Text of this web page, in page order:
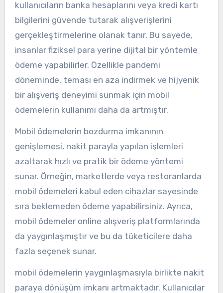
kullanıcıların banka hesaplarını veya kredi kartı
bilgilerini güvende tutarak alışverişlerini
gerçekleştirmelerine olanak tanır. Bu sayede,
insanlar fiziksel para yerine dijital bir yöntemle
ödeme yapabilirler. Özellikle pandemi
döneminde, teması en aza indirmek ve hijyenik
bir alışveriş deneyimi sunmak için mobil
ödemelerin kullanımı daha da artmıştır.
Mobil ödemelerin bozdurma imkanının
genişlemesi, nakit parayla yapılan işlemleri
azaltarak hızlı ve pratik bir ödeme yöntemi
sunar. Örneğin, marketlerde veya restoranlarda
mobil ödemeleri kabul eden cihazlar sayesinde
sıra beklemeden ödeme yapabilirsiniz. Ayrıca,
mobil ödemeler online alışveriş platformlarında
da yaygınlaşmıştır ve bu da tüketicilere daha
fazla seçenek sunar.
mobil ödemelerin yaygınlaşmasıyla birlikte nakit
paraya dönüşüm imkanı artmaktadır. Kullanıcılar